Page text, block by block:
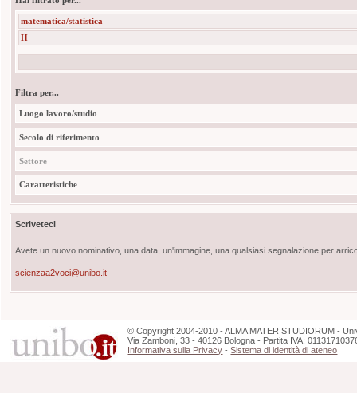
matematica/statistica
H
Filtra per...
Luogo lavoro/studio
Secolo di riferimento
Settore
Caratteristiche
Scriveteci
Avete un nuovo nominativo, una data, un'immagine, una qualsiasi segnalazione per
scienzaa2voci@unibo.it
©Copyright 2004-2010 - ALMA MATER STUDIORUM -
Via Zamboni, 33 - 40126 Bologna - Partita IVA:
Informativa sulla Privacy -Sistema di identità di ateneo